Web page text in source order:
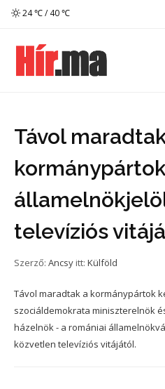
24 ℃ / 40 ℃
Távol
televíziós
Szerző: Ancsy itt: Külföld
Távol maradtak a kormánypártok
szociáldemokrata miniszterelnök
házelnök - a romániai
közvetlen televíziós vitájától.